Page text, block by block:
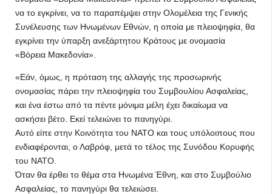
να το εγκρίνει, να το παραπέμψει στην Ολομέλεια της Γενικής
Συνέλευσης των Ηνωμένων Εθνών, η οποία με πλειοψηφία, θα
εγκρίνει την ύπαρξη ανεξάρτητου Κράτους με ονομασία
«Βόρεια Μακεδονία».
«Εάν, όμως, η πρόταση της αλλαγής της προσωρινής
ονομασίας πάρει την πλειοψηφία του Συμβουλίου Ασφαλείας,
και ένα έστω από τα πέντε μόνιμα μέλη έχει δικαίωμα να
ασκήσει βέτο. Εκεί τελειώνει το πανηγύρι.
Αυτό είπε στην Κοινότητα του ΝΑΤΟ και τους υπόλοιπους που
ενδιαφέρονται, ο Λαβρόφ, μετά το τέλος της Συνόδου Κορυφής
του ΝΑΤΟ.
Όταν θα έρθει το θέμα στα Ηνωμένα Έθνη, και στο Συμβούλιο
Ασφαλείας, το πανηγύρι θα τελειώσει.